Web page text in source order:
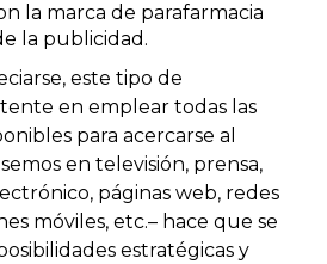
la marca de parafarmacia
la publicidad.
este tipo de
en emplear todas las
para acercarse al
en televisión, prensa,
páginas web, redes
móviles, etc.– hace que se
estratégicas y